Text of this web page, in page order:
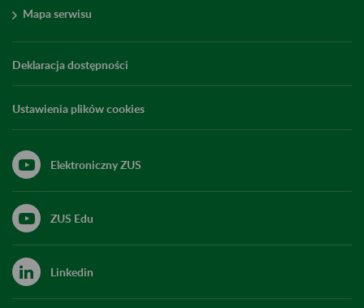
Mapa serwisu
Deklaracja dostępności
Ustawienia plików cookies
Elektroniczny ZUS
ZUS Edu
Linkedin